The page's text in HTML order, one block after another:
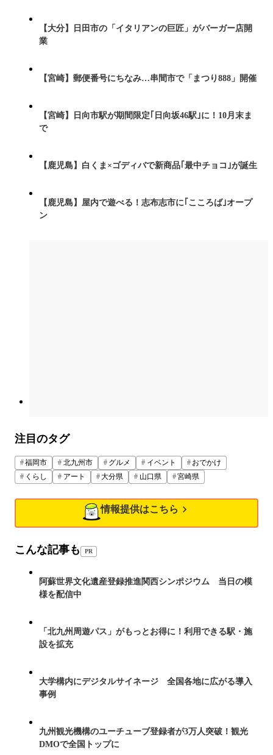
【大分】日田市の「イタリアンの巨匠」がバーガー店開
業
【宮崎】郵便番号にちなみ…串間市で「まつり888」開催
【宮崎】日向市駅が期間限定｢日向坂46駅｣に！10月末ま
で
【鹿児島】白くま×ゴディバで新商品｢最中チョコ｣が誕生
【鹿児島】屋内で遊べる！志布志市に｢こころば｣オープ
ン
注目のタグ
福岡市 北九州市 グルメ イベント
おでかけ
くらし
アート 大分県 山口県 宮崎県
情報提供はこちら
こんな記事も PR
阿蘇世界文化遺産登録推進関西シンポジウム 当日の模
様を配信中
「北九州周遊パス」がもっとお得に！利用できる駅・施
設を拡充
大学構内にデジタルサイネージ 全国各地に広がる導入
事例
九州観光機構のユーチューブ登録者が3万人突破！観光
DMOで全国トップに